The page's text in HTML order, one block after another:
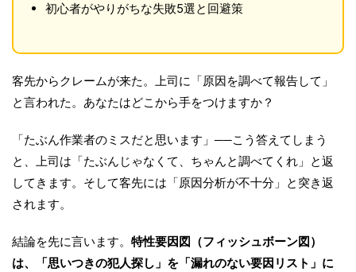
初心者がやりがちな失敗5選と回避策
客先からクレームが来た。上司に「原因を調べて報告して」
と言われた。あなたはどこから手をつけますか？
「たぶん作業者のミスだと思います」──こう答えてしまう
と、上司は「たぶんじゃなくて、ちゃんと調べてくれ」と返
してきます。そして客先には「原因分析が不十分」と突き返
されます。
結論を先に言います。 特性要因図（フィッシュボーン図）
は、「思いつきの犯人探し」を「漏れのない要因リスト」に